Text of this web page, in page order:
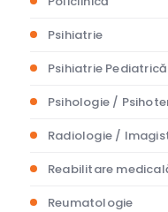
Psihiatrie
Psihiatrie Pediatrică
Psihologie /
Radiologie /
Reabilitare
Reumatologie